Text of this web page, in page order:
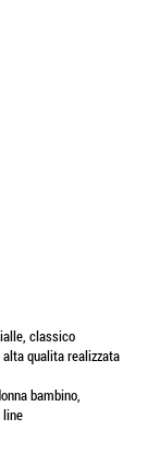
classico
qualita realizzata
bambino,
line